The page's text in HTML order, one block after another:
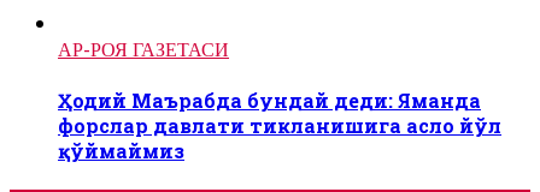
АР-РОЯ ГАЗЕТАСИ
Ҳодий Маърабда бундай деди: Яманда
форслар давлати тикланишига асло йўл
қўймаймиз